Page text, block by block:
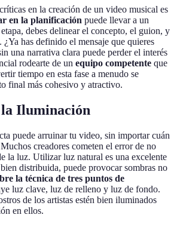
en la creación de un video musical es
en la planificación puede llevar a un
debes delinear el concepto, el guion, y
¿Ya has definido el mensaje que quieres
una narrativa clara puede perder el interés
rodearte de un equipo competente que
tiempo en esta fase a menudo se
final más cohesivo y atractivo.
Iluminación
puede arruinar tu video, sin importar cuán
creadores cometen el error de no
la luz. Utilizar luz natural es una excelente
distribuida, puede provocar sombras no
la técnica de tres puntos de
luz clave, luz de relleno y luz de fondo.
de los artistas estén bien iluminados
en ellos.